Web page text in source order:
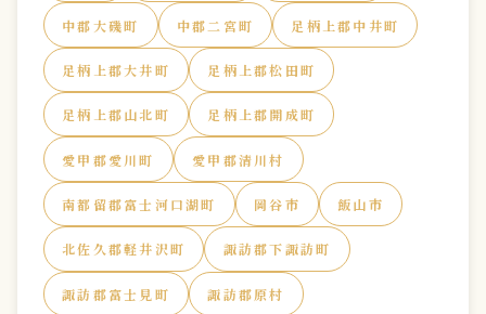
中郡大磯町 中郡二宮町 足柄上郡中井町
足柄上郡大井町 足柄上郡松田町
足柄上郡山北町 足柄上郡開成町
愛甲郡愛川町 愛甲郡清川村
南都留郡富士河口湖町 岡谷市 飯山市
北佐久郡軽井沢町 諏訪郡下諏訪町
諏訪郡富士見町 諏訪郡原村